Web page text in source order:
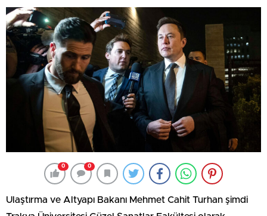
0 0
Ulaştırma ve Altyapı Bakanı Mehmet Cahit Turhan şimdi